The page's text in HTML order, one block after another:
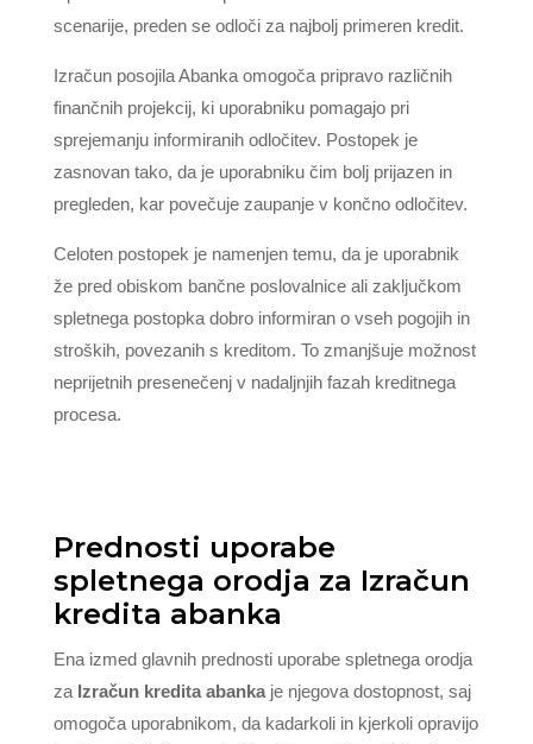
scenarije, preden se odloči za najbolj primeren kredit.
Izračun posojila Abanka omogoča pripravo različnih
finančnih projekcij, ki uporabniku pomagajo pri
sprejemanju informiranih odločitev. Postopek je
zasnovan tako, da je uporabniku čim bolj prijazen in
pregleden, kar povečuje zaupanje v končno odločitev.
Celoten postopek je namenjen temu, da je uporabnik
že pred obiskom bančne poslovalnice ali zaključkom
spletnega postopka dobro informiran o vseh pogojih in
stroških, povezanih s kreditom. To zmanjšuje možnost
neprijetnih presenečenj v nadaljnjih fazah kreditnega
procesa.
Prednosti uporabe
spletnega orodja za Izračun
kredita abanka
Ena izmed glavnih prednosti uporabe spletnega orodja
za Izračun kredita abankaje njegova dostopnost, saj
omogoča uporabnikom, da kadarkoli in kjerkoli opravijo